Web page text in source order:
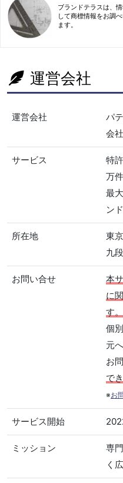
ブランドテラスは、
して商標情報をお調
ます。
運営会社
運営会社
パ
会社
サービス
特
万
最
ン
所在地
東
九
お問い合せ
本
に
す。
個
元
お
で
※お
サービス開始
ミッション
専
く